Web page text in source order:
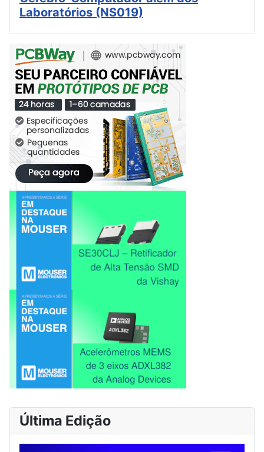
Laboratórios (NS019)
Última Edição